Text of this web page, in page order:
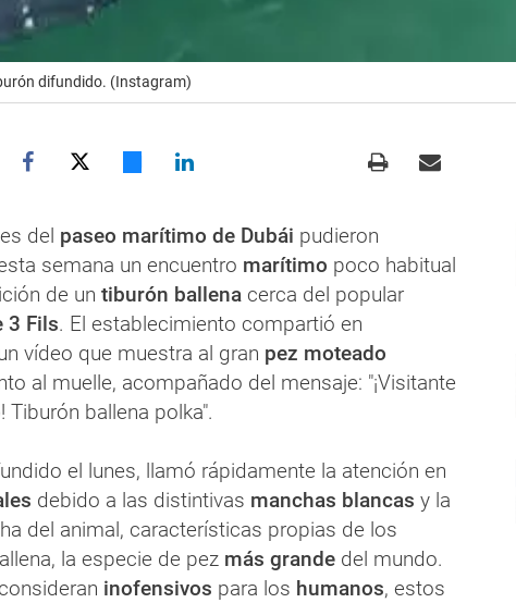
difundido. (Instagram)
del paseo marítimo de Dubái pudieron
semana un encuentro marítimo poco habitual
de un tiburón ballena cerca del popular
3 Fils. El establecimiento compartió en
vídeo que muestra al gran pez moteado
al muelle, acompañado del mensaje: "¡Visitante
! Tiburón ballena polka".
el lunes, llamó rápidamente la atención en
debido a las distintivas manchas blancas y la
del animal, características propias de los
la especie de pez más grande del mundo.
inofensivos para los humanos, estos